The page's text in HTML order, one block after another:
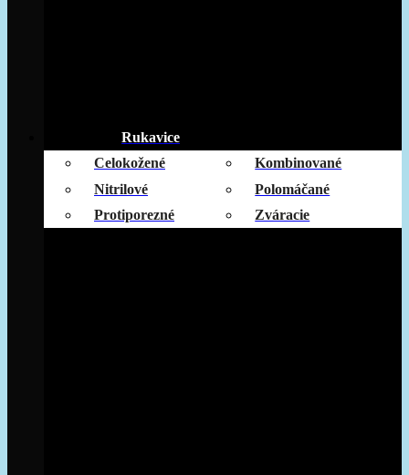
Rukavice
Celokožené
Kombinované
Nitrilové
Polomáčané
Protiporezné
Zváracie